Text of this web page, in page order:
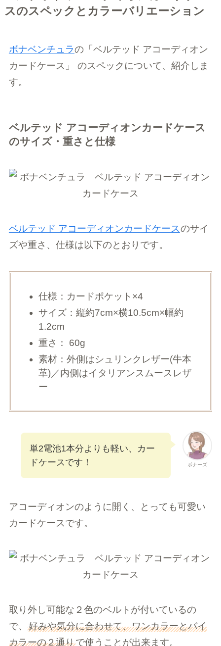
スのスペックとカラーバリエーション
ボナベンチュラの「ベルテッド アコーディオン
カードケース」 のスペックについて、紹介しま
す。
ベルテッド アコーディオンカードケース
のサイズ・重さと仕様
ベルテッド アコーディオンカードケースのサイ
ズや重さ、仕様は以下のとおりです。
仕様：カードポケット×4
サイズ：縦約7cm×横10.5cm×幅約
1.2cm
重さ： 60g
素材：外側はシュリンクレザー(牛本
革)／内側はイタリアンスムースレザ
ー
ボナーズ
単2電池1本分よりも軽い、カー
ドケースです！
アコーディオンのように開く、とっても可愛い
カードケースです。
取り外し可能な２色のベルトが付いているの
で、 好みや気分に合わせて、ワンカラーとバイ
カラーの２通りで使うことが出来ます。